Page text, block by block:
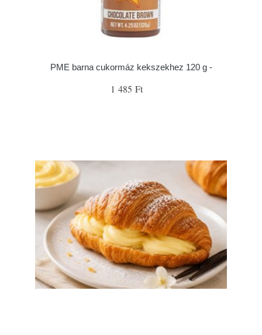
PME barna cukormáz kekszekhez 120 g -
1 485 Ft